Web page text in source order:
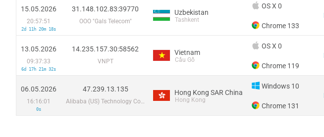
15.05.2026
20:57:51
2d 11h 20m 18s
31.148.102.83:39770
OOO "Gals Telecom"
Uzbekistan
Tashkent
OS X 0
Chrome 133
13.05.2026
09:37:33
6d 17h 21m 32s
14.235.157.30:58562
VNPT
Vietnam
Cầu Gồ
OS X 0
Chrome 119
06.05.2026
16:16:01
0s
47.239.13.135
Alibaba (US) Technology Co., Ltd.
Hong Kong SAR China
Hong Kong
Windows 10
Chrome 131